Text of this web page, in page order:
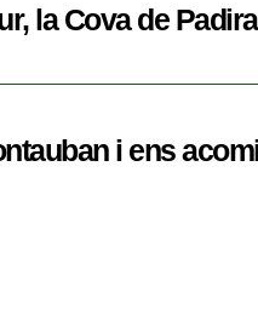
la Cova de
i ens